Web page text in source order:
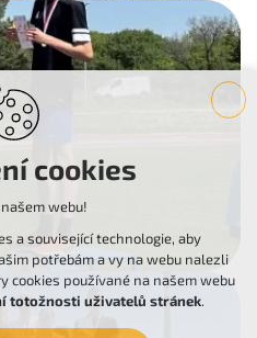
cookies
webu!
a související technologie, aby
potřebám a vy na webu nalezli
cookies používané na našem webu
totožnosti uživatelů stránek.